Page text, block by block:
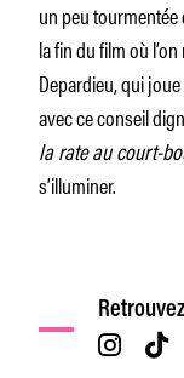
un peu tourmentée
la fin du film où
Depardieu, qui
avec ce conseil
la rate au court-
s’illuminer.